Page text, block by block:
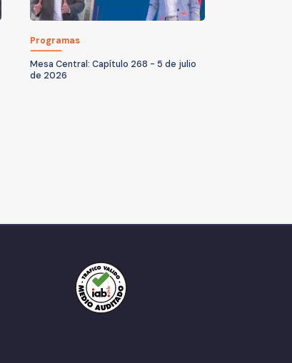
Programas
Mesa Central: Capítulo 268 - 5 de julio
de 2026